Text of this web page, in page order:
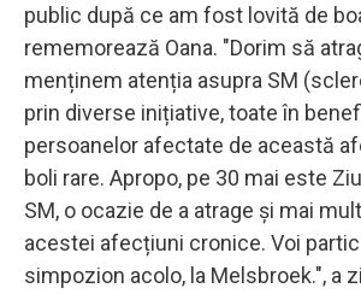
public după ce am fost lovită de
rememorează Oana. "Dorim să
menținem atenția asupra SM
prin diverse inițiative, toate în
persoanelor afectate de această
boli rare. Apropo, pe 30 mai este
SM, o ocazie de a atrage și mai
acestei afecțiuni cronice. Voi
simpozion acolo, la Melsbroek.", a